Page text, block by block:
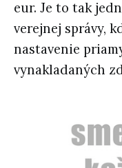
eur. Je to tak
verejnej správy,
nastavenie
vynakladaných